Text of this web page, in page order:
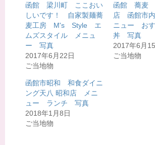
e
r
で
共
有
(
新
し
い
ウ
ン
ド
ウ
で
開
き
ま
す
共
有
す
る
に
は
ッ
ク
だ
さ
い
(
し
函館 梁川町 ここおい
しいです！ 自家製麺蕎
麦工房 M's Style エ
ムズスタイル メニュ
ー 写真
2017年6月22日
ご当地物
函館 蕎麦
店 函館市
ニュー お
丼 写真
2017年6月
ご当地物
函館市昭和 和食ダイニ
ング天八 昭和店 メニ
ュー ランチ 写真
2018年1月8日
ご当地物